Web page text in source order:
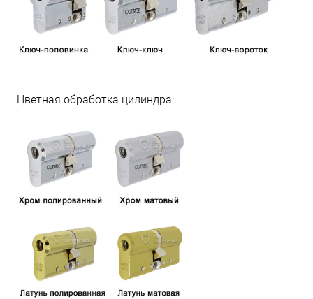
Цветная обработка цилиндра: